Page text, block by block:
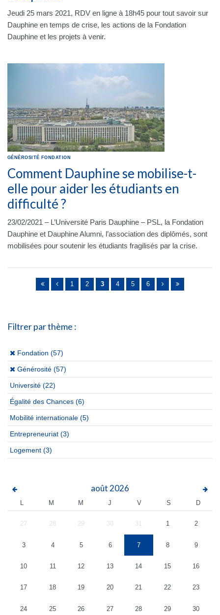
Jeudi 25 mars 2021, RDV en ligne à 18h45 pour tout savoir sur
Dauphine en temps de crise, les actions de la Fondation
Dauphine et les projets à venir.
GÉNÉROSITÉ FONDATION
Comment Dauphine se mobilise-t-
elle pour aider les étudiants en
difficulté ?
23/02/2021 – L’Université Paris Dauphine – PSL, la Fondation
Dauphine et Dauphine Alumni, l’association des diplômés, sont
mobilisées pour soutenir les étudiants fragilisés par la crise.
Pages 1 2 3 4 5 6
Filtrer par thème :
(x)
Fondation (57)
(x)
Générosité (57)
Université (22)
Égalité des Chances (6)
Mobilité internationale (5)
Entrepreneuriat (3)
Logement (3)
août 2026
L M M J V S D
27 28 29 30 31 1 2
3 4 5 6 7 8 9
10 11 12 13 14 15 16
17 18 19 20 21 22 23
24 25 26 27 28 29 30